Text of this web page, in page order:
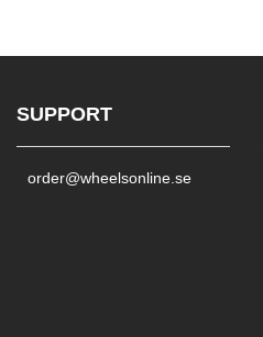
SUPPORT
order@wheelsonline.se